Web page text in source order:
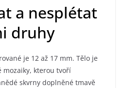
a nesplétat
druhy
je 12 až 17 mm. Tělo je
mozaiky, kterou tvoří
skvrny doplněné tmavě